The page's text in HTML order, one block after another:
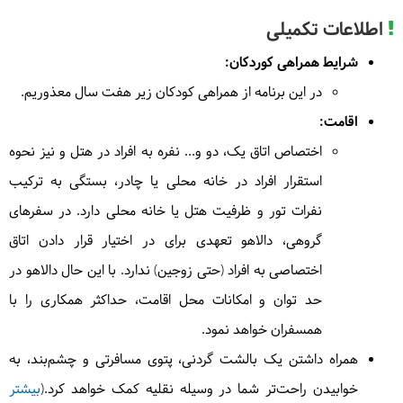
برویم. در این ساحل زیبا گشتی می‌زنیم و برای اقامت به
حدود 4 ساعت راهپیمایی در فضای شهری
توسط گردشگر شام در رستوران توسط گردشگر
اقامت در هتل ۳*
جمعه January 2, 2026 1404/10/12
پس از صرف صبحانه به‌سوی کازرون حرکت می‌کنیم. در
بین راه در میان نخلستان‌های آب‌پخش(دالکی) قدم
می‌زنیم. بعد از رسیدن به کازرون و صرف ناهار بازدید از
شهر باستانی بیشاپور، تنگه چوگان و سنگ‌نگاره‌های تنگه
دررستوران
دررستوران| به عهدهگردشگر
4
در رستوران هتل | به عهدهدالاهو
در رستوران | به عهده
دالاهو
دررستوران| به عهده گردشگر
هتل ۴*
5
اطلاعات تکمیلی
شرایط همراهی کوردکان:
در این برنامه از همراهی کودکان زیر هفت سال معذوریم.
اقامت:
اختصاص اتاق یک، دو و... نفره به افراد در هتل و نیز نحوه
استقرار افراد در خانه محلی یا چادر، بستگی به ترکیب
نفرات تور و ظرفیت هتل یا خانه محلی دارد. در سفرهای
گروهی، دالاهو تعهدی برای در اختیار قرار دادن اتاق
اختصاصی به افراد (حتی زوجین) ندارد. با این حال دالاهو در
حد توان و امکانات محل اقامت، حداکثر همکاری را با
همسفران خواهد نمود.
همراه داشتن یک بالشت گردنی، پتوی مسافرتی و چشم‌بند، به
خوابیدن راحت‌تر شما در وسیله نقلیه کمک خواهد کرد.(بیشتر